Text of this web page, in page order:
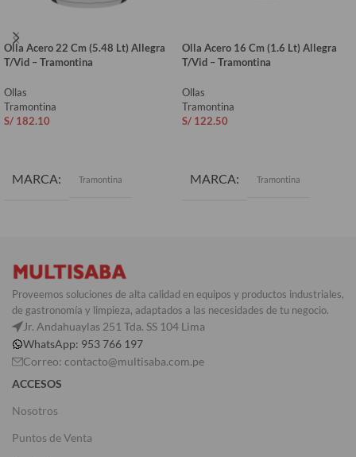
Olla Acero 22 Cm (5.48 Lt) Allegra
T/Vid – Tramontina
Ollas
Tramontina
S/ 182.10
MARCA Tramontina
Olla Acero 16 Cm (1.6 Lt) Allegra
T/Vid – Tramontina
Ollas
Tramontina
S/ 122.50
MARCA Tramontina
Proveemos soluciones de alta calidad en equipos y productos industriales,
de gastronomía y limpieza, adaptados a las necesidades de tu negocio.
Jr. Andahuaylas 251 Tda. SS 104 Lima
WhatsApp: 953 766 197
Correo: contacto@multisaba.com.pe
ACCESOS
Nosotros
Puntos de Venta